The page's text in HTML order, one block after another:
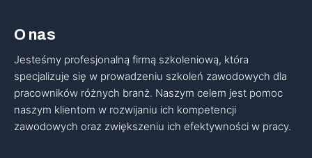
O nas
Jesteśmy profesjonalną firmą szkoleniową, która
specjalizuje się w prowadzeniu szkoleń zawodowych dla
pracowników różnych branż. Naszym celem jest pomoc
naszym klientom w rozwijaniu ich kompetencji
zawodowych oraz zwiększeniu ich efektywności w pracy.